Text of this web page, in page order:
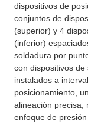
dispositivos de
conjuntos de
(superior) y 4
(inferior)
soldadura por
con dispositivos
instalados a
posicionamiento,
alineación precisa,
enfoque de